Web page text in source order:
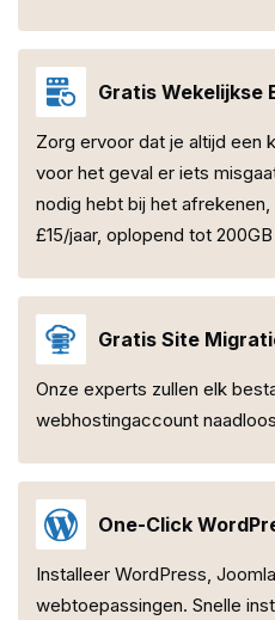
Gratis Wekelijkse
Zorg ervoor dat je altijd een
voor het geval er iets
nodig hebt bij het
£15/jaar, oplopend tot
Gratis Site
Onze experts zullen elk
webhostingaccount
One-Click
Installeer WordPress,
webtoepassingen. Snelle